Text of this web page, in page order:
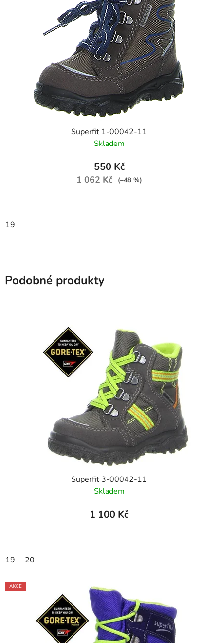
Superfit 1-00042-11
Skladem
550 Kč
1 062 Kč (–48 %)
19
Podobné produkty
Superfit 3-00042-11
Skladem
1 100 Kč
19 20
AKCE